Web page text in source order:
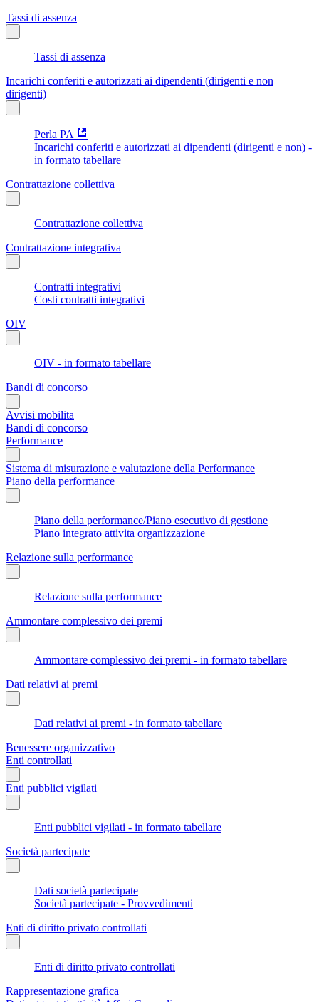
Tassi di assenza
Tassi di assenza
Incarichi conferiti e autorizzati ai dipendenti (dirigenti e non
dirigenti)
Perla PA
Incarichi conferiti e autorizzati ai dipendenti (dirigenti e non) -
in formato tabellare
Contrattazione collettiva
Contrattazione collettiva
Contrattazione integrativa
Contratti integrativi
Costi contratti integrativi
OIV
OIV - in formato tabellare
Bandi di concorso
Avvisi mobilita
Bandi di concorso
Performance
Sistema di misurazione e valutazione della Performance
Piano della performance
Piano della performance/Piano esecutivo di gestione
Piano integrato attivita organizzazione
Relazione sulla performance
Relazione sulla performance
Ammontare complessivo dei premi
Ammontare complessivo dei premi - in formato tabellare
Dati relativi ai premi
Dati relativi ai premi - in formato tabellare
Benessere organizzativo
Enti controllati
Enti pubblici vigilati
Enti pubblici vigilati - in formato tabellare
Società partecipate
Dati società partecipate
Società partecipate - Provvedimenti
Enti di diritto privato controllati
Enti di diritto privato controllati
Rappresentazione grafica